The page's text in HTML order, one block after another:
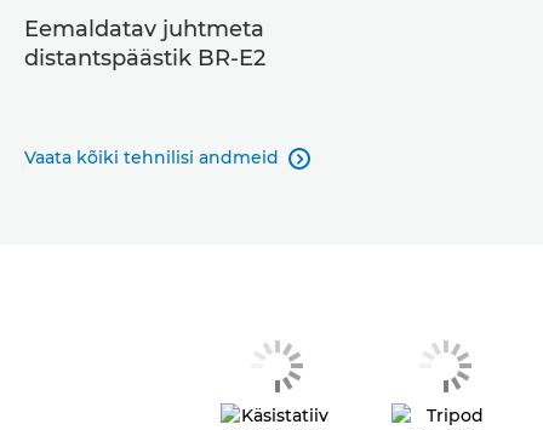
Eemaldatav juhtmeta
distantspäästik BR-E2
Vaata kõiki tehnilisi andmeid 